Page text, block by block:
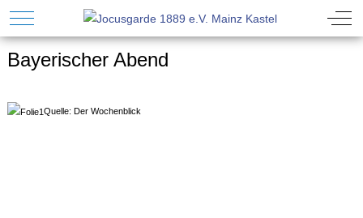
Mobile Menu Toggle Off-
Bayerischer Abend
Quelle: Der Wochenblick